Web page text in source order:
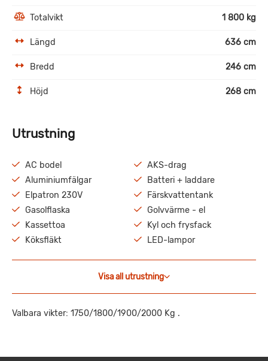
Totalvikt 1 800 kg
Längd 636 cm
Bredd 246 cm
Höjd 268 cm
Utrustning
AC bodel
AKS-drag
Aluminiumfälgar
Batteri + laddare
Elpatron 230V
Färskvattentank
Gasolflaska
Golvvärme - el
Kassettoa
Kyl och frysfack
Köksfläkt
LED-lampor
Visa all utrustning
Valbara vikter: 1750/1800/1900/2000 Kg .